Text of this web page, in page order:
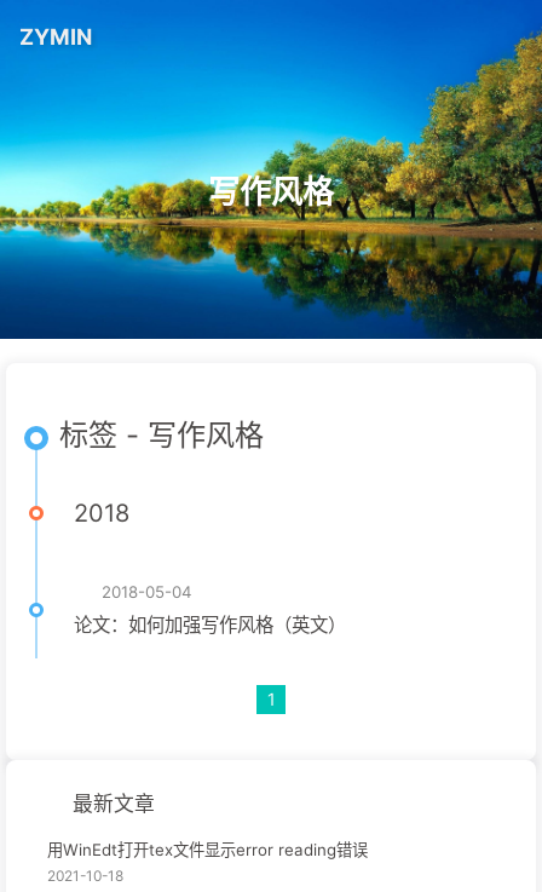
ZYMIN
写作风格
标签 - 写作风格
2018
2018-05-04
论文：如何加强写作风格（英文）
1
最新文章
用WinEdt打开tex文件显示error reading错误
2021-10-18